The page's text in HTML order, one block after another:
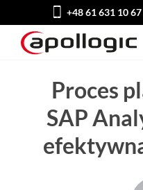
+48 61 631 10 67
Proces
SAP